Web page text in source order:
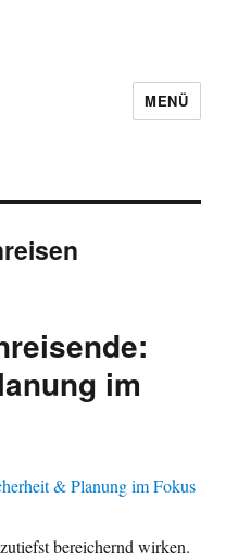
MENÜ
im
bereichernd wirken.